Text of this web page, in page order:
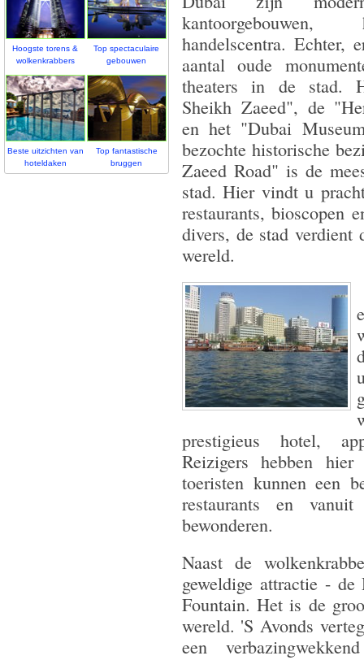
Hoogste torens &
wolkenkrabbers
Top spectaculaire
gebouwen
Beste uitzichten van
hoteldaken
Top fantastische
bruggen
handelscentra. Echter,
aantal oude
theaters in de stad.
Sheikh Zaeed", de
en het "Dubai
bezochte historische
Zaeed Road" is de
stad. Hier vindt u
restaurants, bioscopen
divers, de stad verdient
wereld.
prestigieus hotel,
Reizigers hebben
toeristen kunnen een
restaurants en
bewonderen.
Naast de
geweldige attractie -
Fountain. Het is de
wereld. 'S Avonds
een